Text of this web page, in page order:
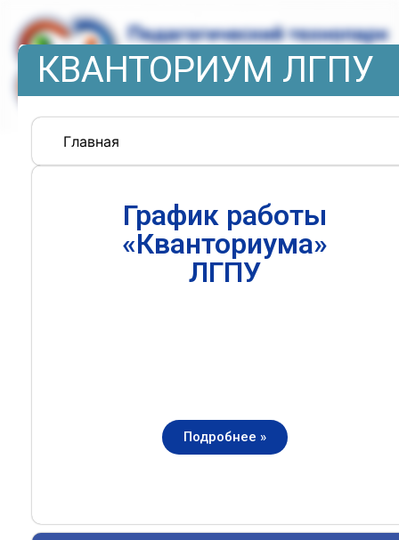
КВАНТОРИУМ ЛГПУ
Главная
График работы
«Кванториума»
ЛГПУ
Подробнее »